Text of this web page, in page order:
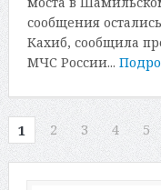
сообщения
Кахиб, сообщила
МЧС России...
1 2 3 4 5